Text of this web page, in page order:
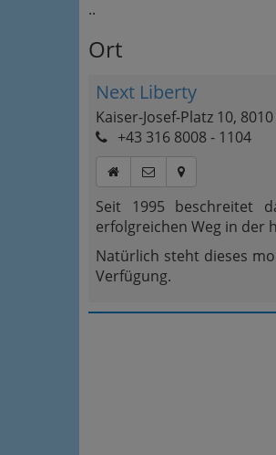
..
Ort
Next Liberty
Kaiser-Josef-Platz 10,
+43 316 8008 - 1104
Seit 1995 beschreitet
erfolgreichen Weg in der
Natürlich steht dieses
Verfügung.